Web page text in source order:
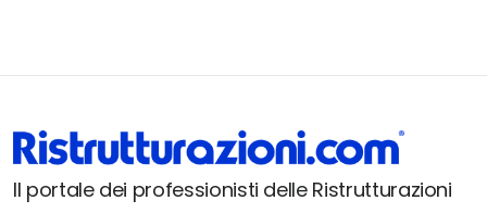
Il portale dei professionisti delle Ristrutturazioni